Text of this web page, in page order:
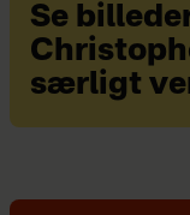
Se
særligt